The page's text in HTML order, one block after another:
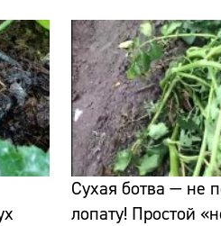
Сухая ботва — не
лопату! Простой